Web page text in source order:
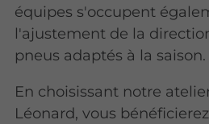
équipes s'occupent
l'ajustement de la
pneus adaptés à la saison.
En choisissant notre
Léonard, vous